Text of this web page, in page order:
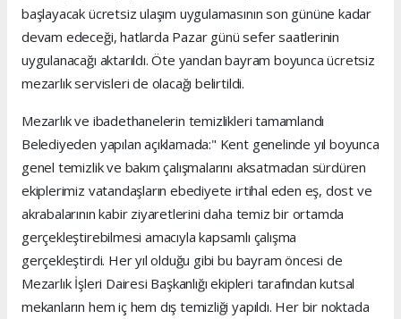
başlayacak ücretsiz ulaşım uygulamasının son gününe kadar
devam edeceği, hatlarda Pazar günü sefer saatlerinin
uygulanacağı aktarıldı. Öte yandan bayram boyunca ücretsiz
mezarlık servisleri de olacağı belirtildi.
Mezarlık ve ibadethanelerin temizlikleri tamamlandı
Belediyeden yapılan açıklamada:" Kent genelinde yıl boyunca
genel temizlik ve bakım çalışmalarını aksatmadan sürdüren
ekiplerimiz vatandaşların ebediyete irtihal eden eş, dost ve
akrabalarının kabir ziyaretlerini daha temiz bir ortamda
gerçekleştirebilmesi amacıyla kapsamlı çalışma
gerçekleştirdi. Her yıl olduğu gibi bu bayram öncesi de
Mezarlık İşleri Dairesi Başkanlığı ekipleri tarafından kutsal
mekanların hem iç hem dış temizliği yapıldı. Her bir noktada